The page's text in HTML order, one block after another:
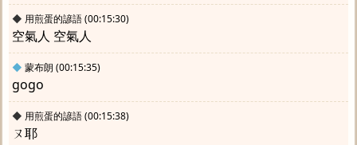
◆ 用煎蛋的諺語(00:15:30)
空氣人 空氣人
◆ 蒙布朗 (00:15:35)
gogo
◆ 用煎蛋的諺語(00:15:38)
ㄡ耶